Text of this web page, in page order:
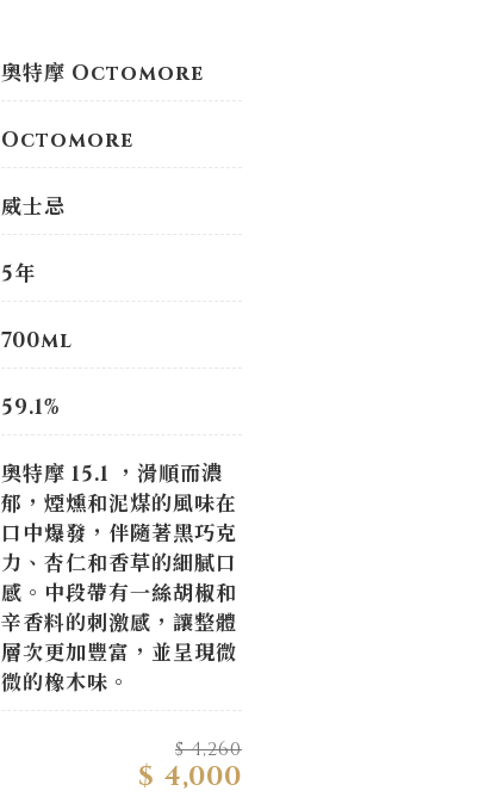
奧特摩 Octomore
Octomore
威士忌
5年
700ml
59.1%
奧特摩 15.1 ，滑順而濃
郁，煙燻和泥煤的風味在
口中爆發，伴隨著黑巧克
力、杏仁和香草的細膩口
感。中段帶有一絲胡椒和
辛香料的刺激感，讓整體
層次更加豐富，並呈現微
微的橡木味。
$ 4,260
$ 4,000